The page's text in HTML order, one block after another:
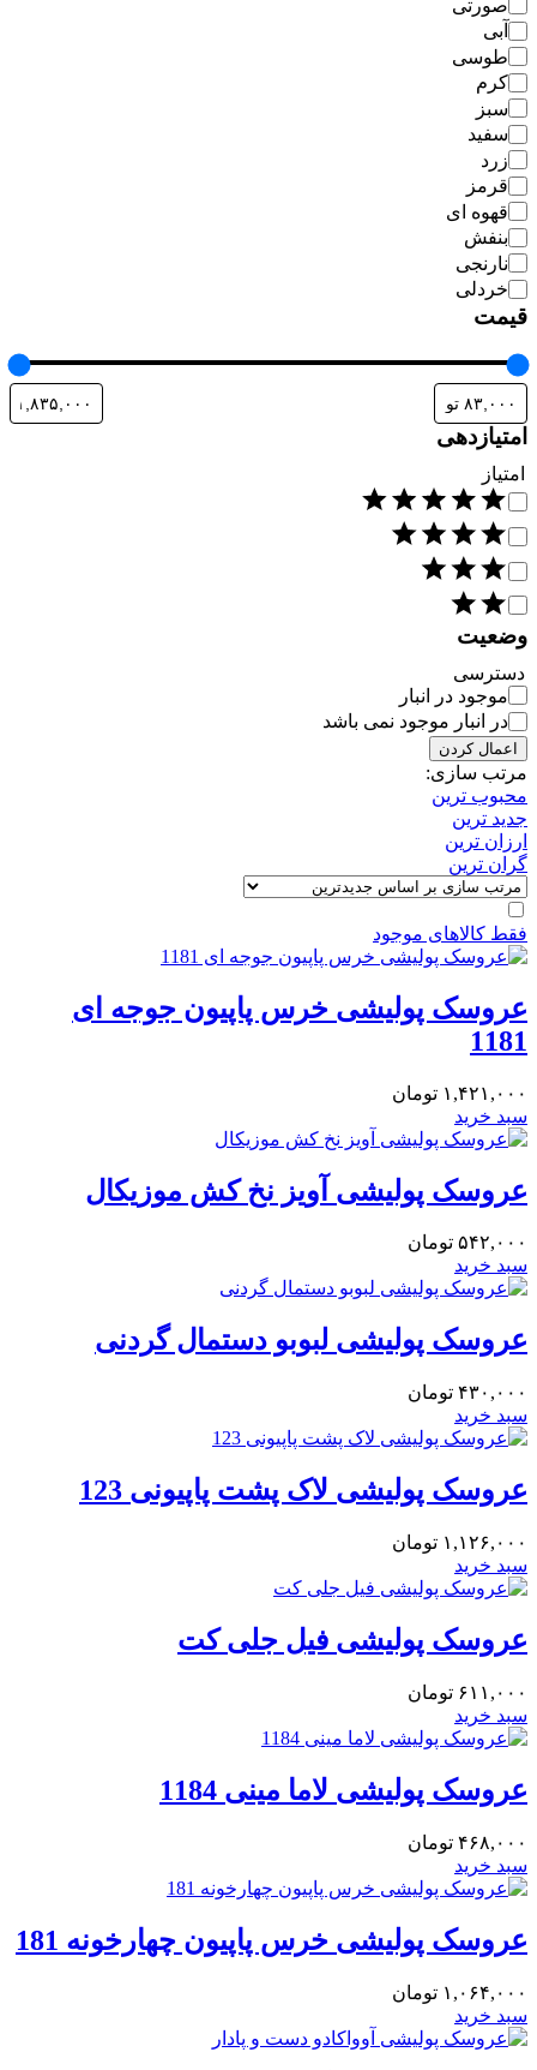
صورتی
آبی
طوسی
کرم
سبز
سفید
زرد
قرمز
قهوه ای
بنفش
نارنجی
خردلی
قیمت
امتیازدهی
امتیاز
وضعیت
دسترسی
موجود در انبار
در انبار موجود نمی باشد
اعمال کردن
مرتب سازی:
محبوب ترین
جدید ترین
ارزان ترین
گران ترین
فقط کالاهای موجود
عروسک پولیشی خرس پاپیون جوجه ای
1181
۱,۴۲۱,۰۰۰ تومان
سبد خرید
عروسک پولیشی آویز نخ کش موزیکال
۵۴۲,۰۰۰ تومان
سبد خرید
عروسک پولیشی لبوبو دستمال گردنی
۴۳۰,۰۰۰ تومان
سبد خرید
عروسک پولیشی لاک پشت پاپیونی 123
۱,۱۲۶,۰۰۰ تومان
سبد خرید
عروسک پولیشی فیل جلی کت
۶۱۱,۰۰۰ تومان
سبد خرید
عروسک پولیشی لاما مینی 1184
۴۶۸,۰۰۰ تومان
سبد خرید
عروسک پولیشی خرس پاپیون چهارخونه 181
۱,۰۶۴,۰۰۰ تومان
سبد خرید